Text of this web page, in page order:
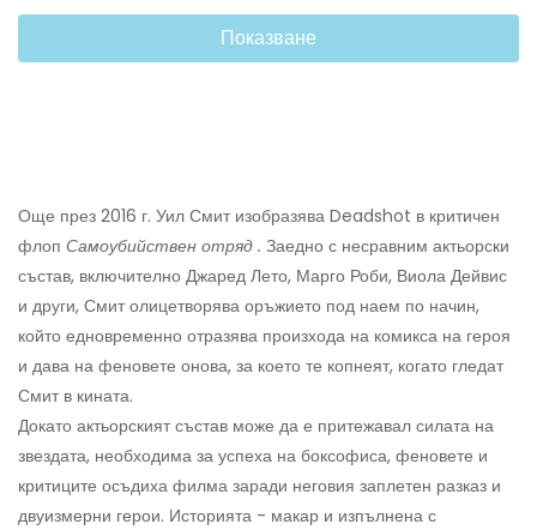
Показване
Още през 2016 г. Уил Смит изобразява Deadshot в критичен
флоп Самоубийствен отряд . Заедно с несравним актьорски
състав, включително Джаред Лето, Марго Роби, Виола Дейвис
и други, Смит олицетворява оръжието под наем по начин,
който едновременно отразява произхода на комикса на героя
и дава на феновете онова, за което те копнеят, когато гледат
Смит в кината.
Докато актьорският състав може да е притежавал силата на
звездата, необходима за успеха на боксофиса, феновете и
критиците осъдиха филма заради неговия заплетен разказ и
двуизмерни герои. Историята - макар и изпълнена с